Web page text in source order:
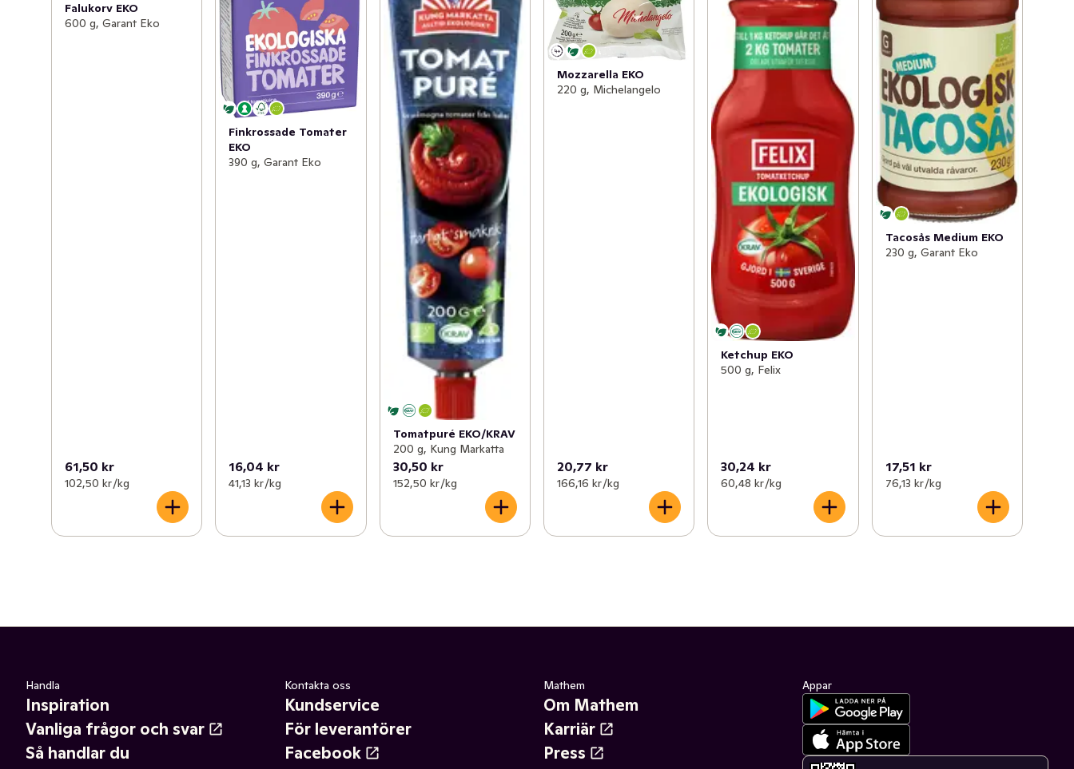
Falukorv EKO
600 g, Garant Eko
61,50 kr
102,50 kr /kg
Finkrossade Tomater
EKO
390 g, Garant Eko
16,04 kr
41,13 kr /kg
Tomatpuré EKO/KRAV
200 g, Kung Markatta
30,50 kr
152,50 kr /kg
Mozzarella EKO
220 g, Michelangelo
20,77 kr
166,16 kr /kg
Ketchup EKO
500 g, Felix
30,24 kr
60,48 kr /kg
Tacosås Medium EKO
230 g, Garant Eko
17,51 kr
76,13 kr /kg
Handla
Inspiration
Vanliga frågor och svar
Så handlar du
Kontakta oss
Kundservice
För leverantörer
Facebook
Mathem
Om Mathem
Karriär
Press
Appar